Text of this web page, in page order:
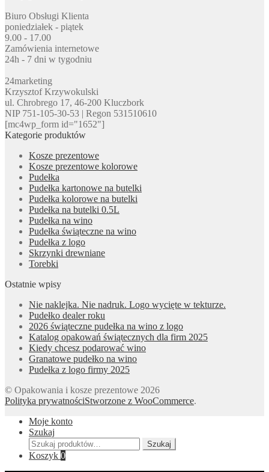
Biuro Obsługi Klienta
poniedziałek - piątek
9.00 - 17.00
Zamówienia internetowe
24h - 7 dni w tygodniu
24marketing
Krzysztof Krzywokulski
ul. Chrobrego 17, 46-200 Kluczbork
NIP 751-105-30-53 | Regon 531510610
[mc4wp_form id="1652"]
Kategorie produktów
Kosze prezentowe
Kosze prezentowe kolorowe
Pudełka
Pudełka kartonowe na butelki
Pudełka kolorowe na butelki
Pudełka na butelki 0.5L
Pudełka na wino
Pudełka świąteczne na wino
Pudełka z logo
Skrzynki drewniane
Torebki
Ostatnie wpisy
Nie naklejka. Nie nadruk. Logo wycięte w tekturze.
Pudełko dealer roku
2026 świąteczne pudełka na wino z logo
Katalog opakowań świątecznych dla firm 2025
Kiedy chcesz podarować wino
Granatowe pudełko na wino
Pudełka z logo firmy 2025
© Opakowania i kosze prezentowe 2026
Polityka prywatnościStworzone z WooCommerce.
Moje konto
Szukaj
Szukaj:
Szukaj
Koszyk 0